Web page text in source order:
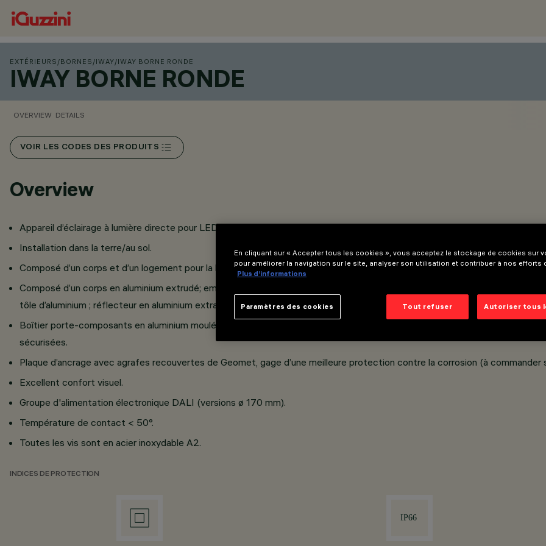
EXTÉRIEURS /BORNES /IWAY/IWAY BORNE RONDE
IWAY BORNE RONDE
OVERVIEW DETAILS
VOIR LES CODES DES PRODUITS
Overview
Appareil d’éclairage à lumière directe pour LED.
Installation dans la terre/au sol.
Composé d’un corps et d’un logement pour la lampe.
Composé d’un corps en aluminium extrudé; embase de fixation au sol en aluminium moulé sous pression à faible teneur
tôle d’aluminium ; réflecteur en aluminium extra-pur.
Boîtier porte-composants en aluminium moulé sous pression (versions ø 170 mm) ou extrudé (versions ø 90 mm) ;
sécurisées.
Plaque d’ancrage avec agrafes recouvertes de Geomet, gage d’une meilleure protection contre la corrosion (à commander
Excellent confort visuel.
Groupe d'alimentation électronique DALI (versions ø 170 mm).
Température de contact < 50°.
Toutes les vis sont en acier inoxydable A2.
INDICES DE PROTECTION
En cliquant sur « Accepter tous les cookies », vous acceptez le stockage de cookies sur
pour améliorer la navigation sur le site, analyser son utilisation et contribuer à nos efforts
Plus d’informations
Tout refuser Autoriser tous
Paramètres des cookies